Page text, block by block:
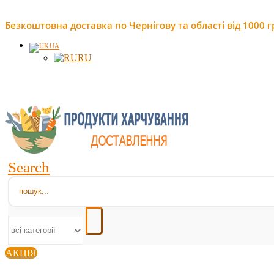
Безкоштовна доставка по Чернігову та області від 1000
UA
RU
Search
АКЦІЯ